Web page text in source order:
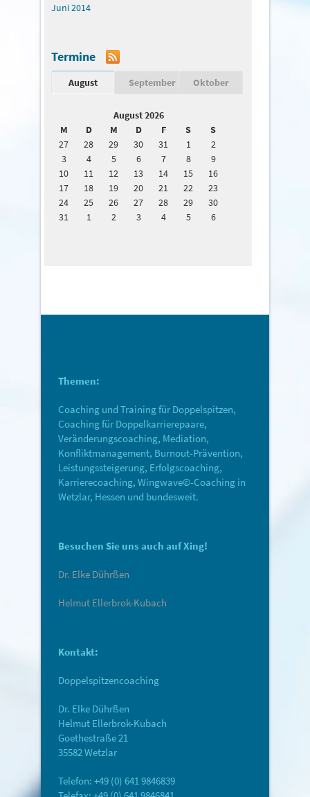
Juni 2014
Termine
August September Oktober
August 2026
M
D M D F S
S
27
28 29 30 31 1
2
3
4 5 6 7 8
9
10
11 12 13 14 15
16
17
18 19 20 21 22
23
24
25 26 27 28 29
30
31
1 2 3 4 5 6
Themen:
Coaching und Training für Doppelspitzen,
Coaching für Doppelkarrierepaare,
Veränderungscoaching, Mediation,
Konfliktmanagement, Burnout-Prävention,
Leistungssteigerung, Erfolgscoaching,
Karrierecoaching, Wingwave©-Coaching in
Wetzlar, Hessen und bundesweit.
Besuchen Sie uns auch auf Xing!
Dr. Elke Dührßen
Helmut Ellerbrok-Kubach
Kontakt:
Doppelspitzencoaching
Dr. Elke Dührßen
Helmut Ellerbrok-Kubach
Goethestraße 21
35582 Wetzlar
Telefon: +49 (0) 641 9846839